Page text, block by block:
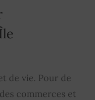
de vie. Pour de
commerces et